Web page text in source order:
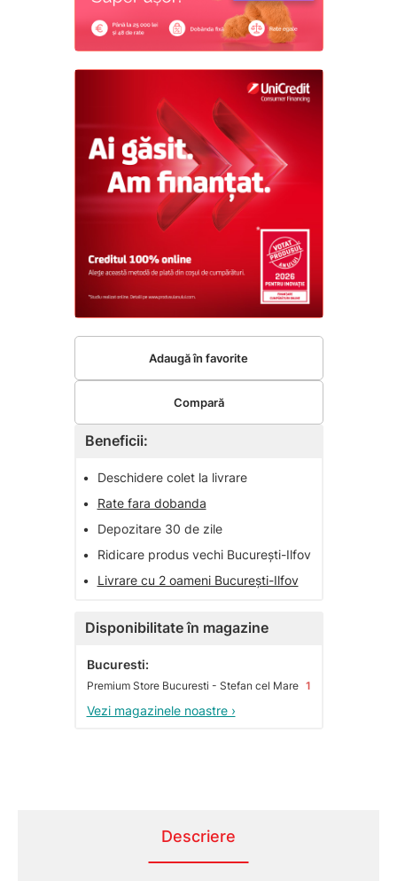
Beneficii:
•
Deschidere colet la livrare
•
Rate fara dobanda
•
Depozitare 30 de zile
•
Ridicare produs vechi București-Ilfov
•
Livrare cu 2 oameni București-Ilfov
Disponibilitate în magazine
Bucuresti:
Premium Store Bucuresti - Stefan cel Mare 1
Vezi magazinele noastre ›
Adaugă în favorite
Compară
Descriere